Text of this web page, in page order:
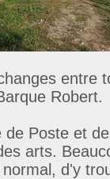
entre
Robert.
Poste et
arts.
d'y